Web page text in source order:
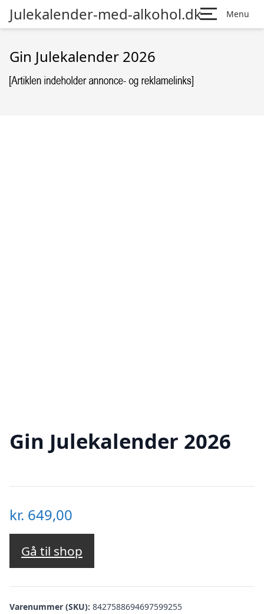
Julekalender-med-alkohol.dk Menu
Gin Julekalender 2026
Gin Julekalender 2026
kr. 649,00
Gå til shop
Varenummer (SKU): 8427588694697599255